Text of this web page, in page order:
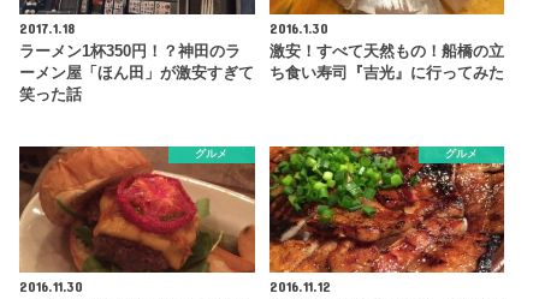
2017.1.18
ラーメン1杯350円！？神田のラ
ーメン屋「ほん田」が激安すぎて
笑った話
2016.1.30
激安！すべて天然もの！船橋の立
ち食い寿司『吉光』に行ってみた
グルメ
2016.11.30
グルメ
2016.11.12